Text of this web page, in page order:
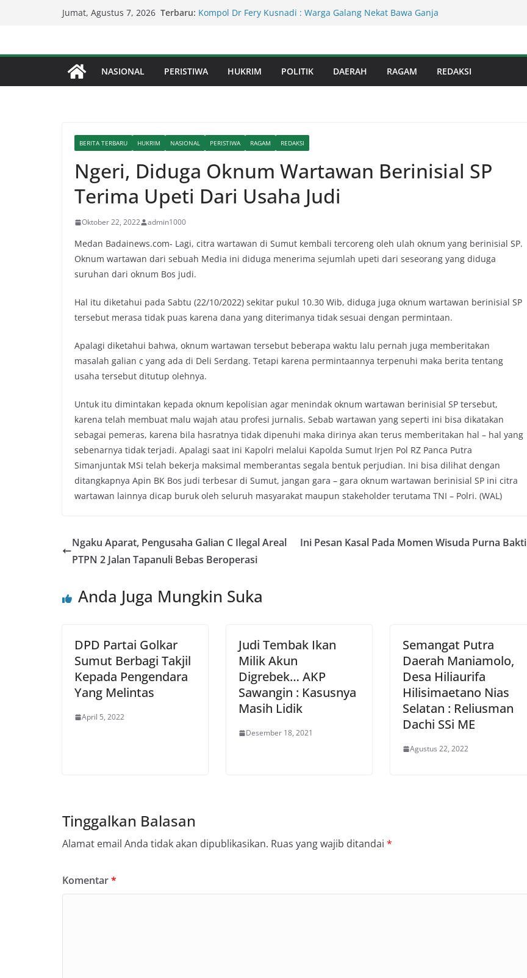
Jumat, Agustus 7, 2026 Terbaru: Kompol Dr Fery Kusnadi : Warga Galang Nekat Bawa Ganja
SDABMBK Perkuat Sinergi dengan Kecamatan
Lapor Pak Kapolres Binjai! Diduga Warga Resah Judi
NASIONAL PERISTIWA HUKRIM POLITIK DAERAH RAGAM REDAKSI
BERITA TERBARU HUKRIM NASIONAL PERISTIWA RAGAM REDAKSI
Ngeri, Diduga Oknum Wartawan Berinisial SP
Terima Upeti Dari Usaha Judi
Oktober 22, 2022 admin1000
Medan Badainews.com- Lagi, citra wartawan di Sumut kembali tercoreng oleh ulah oknum yang berinisial SP.
Oknum wartawan dari sebuah Media ini diduga menerima sejumlah upeti dari seseorang yang diduga
suruhan dari oknum Bos judi.
Hal itu diketahui pada Sabtu (22/10/2022) sekitar pukul 10.30 Wib, diduga juga oknum wartawan berinisial SP
tersebut merasa tidak puas karena dana yang diterimanya tidak sesuai dengan permintaan.
Apalagi diketahui bahwa, oknum wartawan tersebut beberapa waktu lalu pernah juga memberitakan
masalah galian c yang ada di Deli Serdang. Tetapi karena permintaannya terpenuhi maka berita tentang
usaha tersebut ditutup olehnya.
Untuk itu dimintakan kepada oknum kepolisian agar menindak oknum wartawan berinisial SP tersebut,
karena telah membuat malu wajah atau profesi jurnalis. Sebab wartawan yang seperti ini bisa dikatakan
sebagai pemeras, karena bila hasratnya tidak dipenuhi maka dirinya akan terus memberitakan hal – hal yang
sebenarnya tidak terjadi. Apalagi saat ini Kapolri melalui Kapolda Sumut Irjen Pol RZ Panca Putra
Simanjuntak MSi telah bekerja maksimal memberantas segala bentuk perjudian. Ini bisa dilihat dengan
ditangkapnya Apin BK Bos judi terbesar di Sumut, jangan gara – gara oknum wartawan berinisial SP ini citra
wartawan lainnya dicap buruk oleh seluruh masyarakat maupun stakeholder terutama TNI – Polri. (WAL)
Ngaku Aparat, Pengusaha Galian C Ilegal Areal
PTPN 2 Jalan Tapanuli Bebas Beroperasi
Ini Pesan Kasal Pada Momen Wisuda Purna Bakti
Anda Juga Mungkin Suka
DPD Partai Golkar
Sumut Berbagi Takjil
Kepada Pengendara
Yang Melintas
April 5, 2022
Judi Tembak Ikan
Milik Akun
Digrebek… AKP
Sawangin : Kasusnya
Masih Lidik
Desember 18, 2021
Semangat Putra
Daerah Maniamolo,
Desa Hiliaurifa
Hilisimaetano Nias
Selatan : Reliusman
Dachi SSi ME
Agustus 22, 2022
Tinggalkan Balasan
Alamat email Anda tidak akan dipublikasikan. Ruas yang wajib ditandai *
Komentar*